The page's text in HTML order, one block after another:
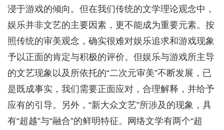
浸于游戏的倾向。但在我们传统的文学理论观念中，
娱乐并非文艺的主要因素，更不能成为重要元素。按
照传统的审美观念，确实很难对娱乐追求和游戏现象
予以正面的肯定与积极的评价。但娱乐与游戏所主导
的文艺现象以及所依托的“二次元审美”不断发展，已
是既成事实，我们需要正面应对，合理解释，并给予
应有的引导。另外，“新大众文艺”所涉及的现象，具
有“超越”与“融合”的鲜明特征。网络文学有两个“超